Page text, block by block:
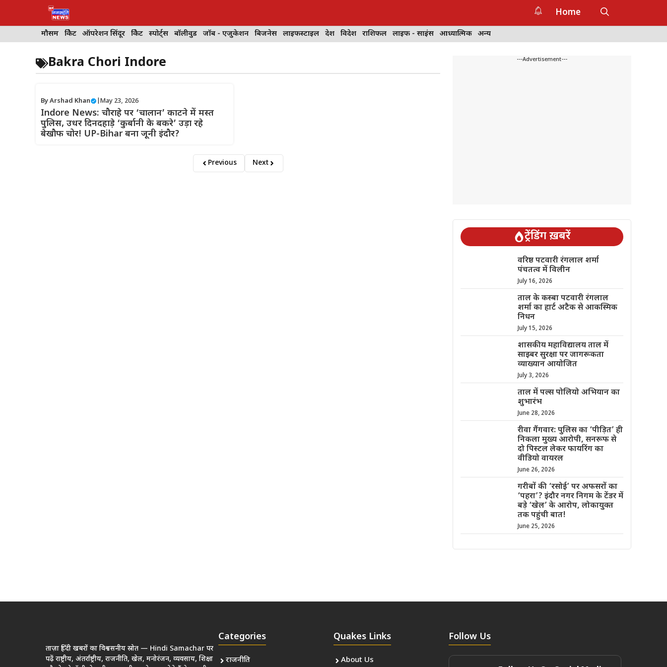
Home
मौसम क्रिकेट ऑपरेशन सिंदूर क्रिकेट स्पोर्ट्स बॉलीवुड जॉब - एजुकेशन बिजनेस लाइफस्टाइल देश विदेश राशिफल लाइफ - साइंस आध्यात्मिक अन्य
Bakra Chori Indore
ByArshad Khan May 23, 2026
Indore News: चौराहे पर ‘चालान’ काटने में मस्त
पुलिस, उधर दिनदहाड़े ‘कुर्बानी के बकरे’ उड़ा रहे
बेखौफ चोर! UP-Bihar बना जूनी इंदौर?
Previous Next
---Advertisement---
ट्रेंडिंग ख़बरें
वरिष्ठ पटवारी रंगलाल शर्मा
पंचतत्व में विलीन
July 16, 2026
ताल के कस्बा पटवारी रंगलाल
शर्मा का हार्ट अटैक से आकस्मिक
निधन
July 15, 2026
शासकीय महाविद्यालय ताल में
साइबर सुरक्षा पर जागरूकता
व्याख्यान आयोजित
July 3, 2026
ताल में पल्स पोलियो अभियान का
शुभारंभ
June 28, 2026
रीवा गैंगवार: पुलिस का ‘पीड़ित’ ही
निकला मुख्य आरोपी, सनरूफ से
दो पिस्टल लेकर फायरिंग का
वीडियो वायरल
June 26, 2026
गरीबों की ‘रसोई’ पर अफसरों का
‘पहरा’? इंदौर नगर निगम के टेंडर में
बड़े ‘खेल’ के आरोप, लोकायुक्त
तक पहुंची बात!
June 25, 2026
ताज़ा हिंदी खबरों का विश्वसनीय स्रोत — Hindi Samachar पर
पढ़ें राष्ट्रीय, अंतर्राष्ट्रीय, राजनीति, खेल, मनोरंजन, व्यवसाय, शिक्षा
Categories
राजनीति
Quakes Links
About Us
Follow Us